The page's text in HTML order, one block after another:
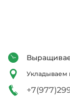
Укладываем